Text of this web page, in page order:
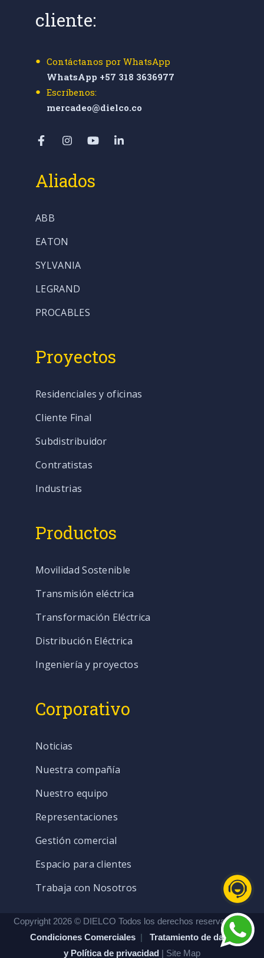
cliente:
Contáctanos por WhatsApp
WhatsApp +57 318 3636977
Escríbenos:
mercadeo@dielco.co
Aliados
ABB
EATON
SYLVANIA
LEGRAND
PROCABLES
Proyectos
Residenciales y oficinas
Cliente Final
Subdistribuidor
Contratistas
Industrias
Productos
Movilidad Sostenible
Transmisión eléctrica
Transformación Eléctrica
Distribución Eléctrica
Ingeniería y proyectos
Corporativo
Noticias
Nuestra compañía
Nuestro equipo
Representaciones
Gestión comercial
Espacio para clientes
Trabaja con Nosotros
Copyright 2026 © DIELCO Todos los derechos reservados. |
Condiciones Comerciales | Tratamiento de datos
y Política de privacidad | Site Map